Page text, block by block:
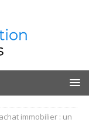
immobilier : un